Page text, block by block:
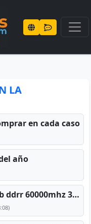
LA
en cada caso
año
acer predator vesta 2 rgb ddrr 60000mhz 32gb x2 16gb